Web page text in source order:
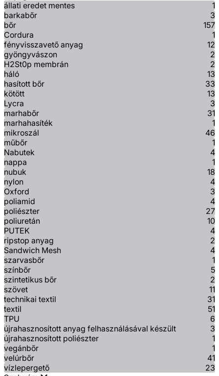
állati eredet mentes
1
barkabőr
3
bőr
157
Cordura
1
fényvisszavető anyag
12
gyöngyvászon
2
H2St0p membrán
2
háló
13
hasított bőr
33
kötött
13
Lycra
3
marhabőr
31
marhahasíték
1
mikroszál
46
műbőr
1
Nabutek
4
nappa
1
nubuk
18
nylon
4
Oxford
3
poliamid
4
poliészter
27
poliuretán
10
PUTEK
4
ripstop anyag
2
Sandwich Mesh
4
szarvasbőr
1
színbőr
5
szintetikus bőr
2
szövet
11
technikai textil
31
textil
51
TPU
6
újrahasznosított anyag felhasználásával készült
3
újrahasznosított poliészter
1
vegánbőr
1
velúrbőr
41
vízlepergető
23